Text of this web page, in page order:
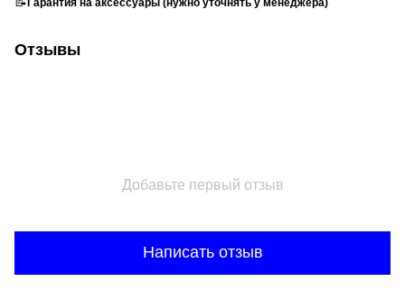
Отзывы
Добавьте первый отзыв
Написать отзыв